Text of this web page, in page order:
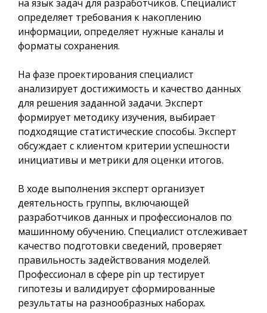
на язык задач для разработчиков. Специалист
определяет требования к накоплению
информации, определяет нужные каналы и
форматы сохранения.
На фазе проектирования специалист
анализирует достижимость и качество данных
для решения заданной задачи. Эксперт
формирует методику изучения, выбирает
подходящие статистические способы. Эксперт
обсуждает с клиентом критерии успешности
инициативы и метрики для оценки итогов.
В ходе выполнения эксперт организует
деятельность группы, включающей
разработчиков данных и профессионалов по
машинному обучению. Специалист отслеживает
качество подготовки сведений, проверяет
правильность задействования моделей.
Профессионал в сфере pin up тестирует
гипотезы и валидирует сформированные
результаты на разнообразных наборах.